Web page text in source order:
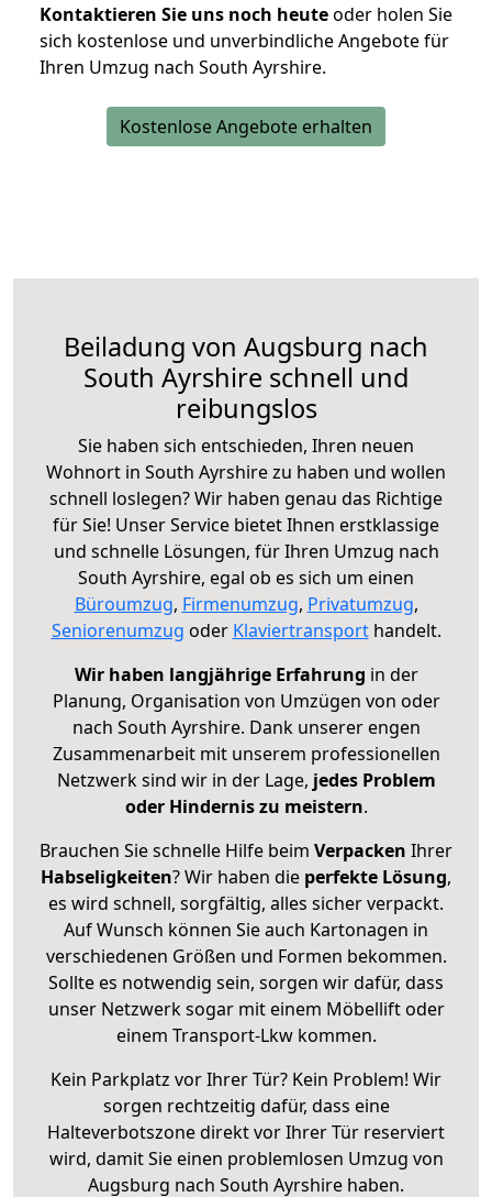
Kontaktieren Sie uns noch heuteoder holen Sie
sich kostenlose und unverbindliche Angebote für
Ihren Umzug nach South Ayrshire.
Kostenlose Angebote erhalten
Beiladung von Augsburg nach
South Ayrshire schnell und
reibungslos
Sie haben sich entschieden, Ihren neuen
Wohnort in South Ayrshire zu haben und wollen
schnell loslegen? Wir haben genau das Richtige
für Sie! Unser Service bietet Ihnen erstklassige
und schnelle Lösungen, für Ihren Umzug nach
South Ayrshire, egal ob es sich um einen
Büroumzug, Firmenumzug, Privatumzug,
Seniorenumzug oder Klaviertransporthandelt.
Wir haben langjährige Erfahrung in der
Planung, Organisation von Umzügen von oder
nach South Ayrshire. Dank unserer engen
Zusammenarbeit mit unserem professionellen
Netzwerk sind wir in der Lage, jedes Problem
oder Hindernis zu meistern.
Brauchen Sie schnelle Hilfe beim Verpacken Ihrer
Habseligkeiten? Wir haben die perfekte Lösung,
es wird schnell, sorgfältig, alles sicher verpackt.
Auf Wunsch können Sie auch Kartonagen in
verschiedenen Größen und Formen bekommen.
Sollte es notwendig sein, sorgen wir dafür, dass
unser Netzwerk sogar mit einem Möbellift oder
einem Transport-Lkw kommen.
Kein Parkplatz vor Ihrer Tür? Kein Problem! Wir
sorgen rechtzeitig dafür, dass eine
Halteverbotszone direkt vor Ihrer Tür reserviert
wird, damit Sie einen problemlosen Umzug von
Augsburg nach South Ayrshire haben.